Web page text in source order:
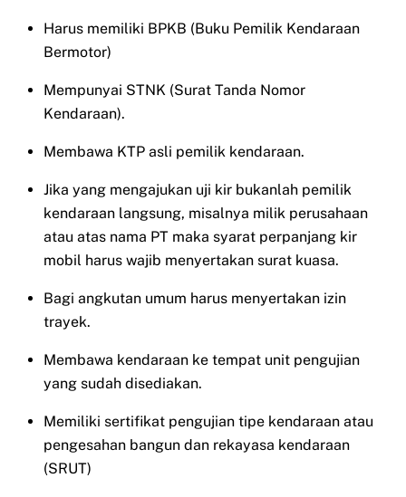
Harus memiliki BPKB (Buku Pemilik Kendaraan
Bermotor)
Mempunyai STNK (Surat Tanda Nomor
Kendaraan).
Membawa KTP asli pemilik kendaraan.
Jika yang mengajukan uji kir bukanlah pemilik
kendaraan langsung, misalnya milik perusahaan
atau atas nama PT maka syarat perpanjang kir
mobil harus wajib menyertakan surat kuasa.
Bagi angkutan umum harus menyertakan izin
trayek.
Membawa kendaraan ke tempat unit pengujian
yang sudah disediakan.
Memiliki sertifikat pengujian tipe kendaraan atau
pengesahan bangun dan rekayasa kendaraan
(SRUT)